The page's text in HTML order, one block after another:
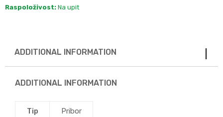
Raspoloživost: Na upit
ADDITIONAL INFORMATION
ADDITIONAL INFORMATION
Tip Pribor